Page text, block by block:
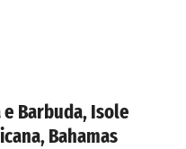
Barbuda, Isole
Bahamas